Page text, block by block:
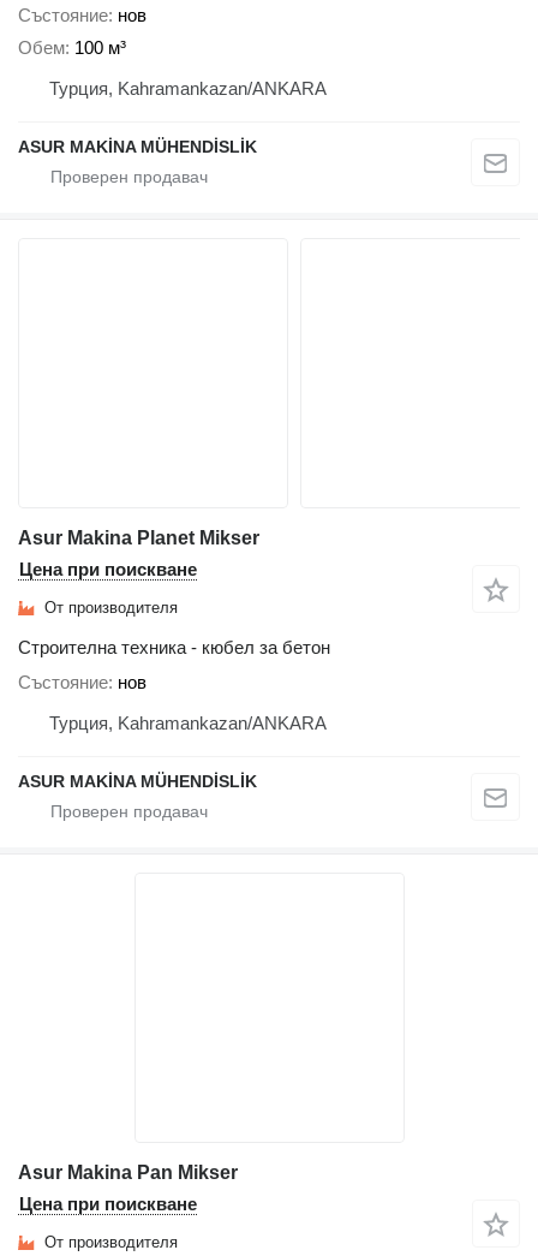
Състояние нов
Обем 100 м³
Турция, Kahramankazan/ANKARA
ASUR MAKİNA MÜHENDİSLİK
Asur Makina Planet Mikser
Цена при поискване
От производителя
Строителна техника - кюбел за бетон
Състояние нов
Турция, Kahramankazan/ANKARA
ASUR MAKİNA MÜHENDİSLİK
Asur Makina Pan Mikser
Цена при поискване
От производителя